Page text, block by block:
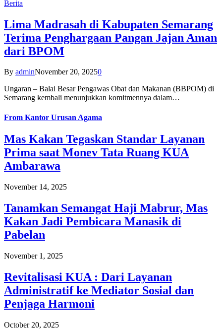
Berita
Lima Madrasah di Kabupaten Semarang
Terima Penghargaan Pangan Jajan Aman
dari BPOM
By adminNovember 20, 20250
Ungaran – Balai Besar Pengawas Obat dan Makanan (BBPOM) di
Semarang kembali menunjukkan komitmennya dalam…
From Kantor Urusan Agama
Mas Kakan Tegaskan Standar Layanan
Prima saat Monev Tata Ruang KUA
Ambarawa
November 14, 2025
Tanamkan Semangat Haji Mabrur, Mas
Kakan Jadi Pembicara Manasik di
Pabelan
November 1, 2025
Revitalisasi KUA : Dari Layanan
Administratif ke Mediator Sosial dan
Penjaga Harmoni
October 20, 2025